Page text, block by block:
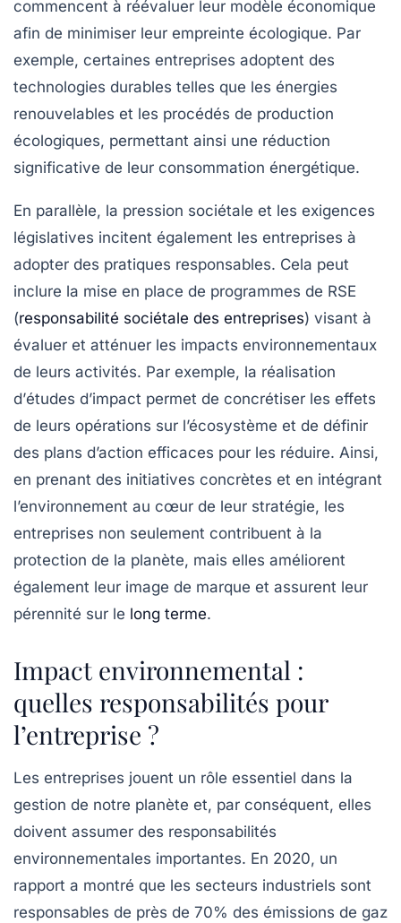
commencent à réévaluer leur modèle économique
afin de minimiser leur empreinte écologique. Par
exemple, certaines entreprises adoptent des
technologies durables telles que les énergies
renouvelables et les procédés de production
écologiques, permettant ainsi une réduction
significative de leur consommation énergétique.
En parallèle, la pression sociétale et les exigences
législatives incitent également les entreprises à
adopter des pratiques responsables. Cela peut
inclure la mise en place de programmes de RSE
(responsabilité sociétale des entreprises) visant à
évaluer et atténuer les impacts environnementaux
de leurs activités. Par exemple, la réalisation
d’études d’impact permet de concrétiser les effets
de leurs opérations sur l’écosystème et de définir
des plans d’action efficaces pour les réduire. Ainsi,
en prenant des initiatives concrètes et en intégrant
l’environnement au cœur de leur stratégie, les
entreprises non seulement contribuent à la
protection de la planète, mais elles améliorent
également leur image de marque et assurent leur
pérennité sur le long terme.
Impact environnemental :
quelles responsabilités pour
l’entreprise ?
Les entreprises jouent un rôle essentiel dans la
gestion de notre planète et, par conséquent, elles
doivent assumer des responsabilités
environnementales importantes. En 2020, un
rapport a montré que les secteurs industriels sont
responsables de près de 70% des émissions de gaz